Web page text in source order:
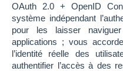
OAuth 2.0 + OpenID
système indépendant
pour les laisser
applications ; vous
l’identité réelle des
authentifier l’accès à des